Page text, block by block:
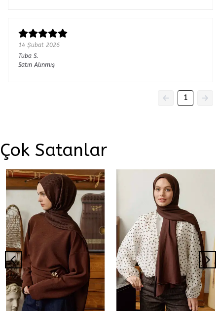
14 Şubat 2026
Tuba S.
Satın Alınmış
1
Çok Satanlar